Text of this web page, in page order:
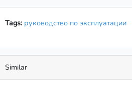
Tags: руководство по эксплуатации
Similar